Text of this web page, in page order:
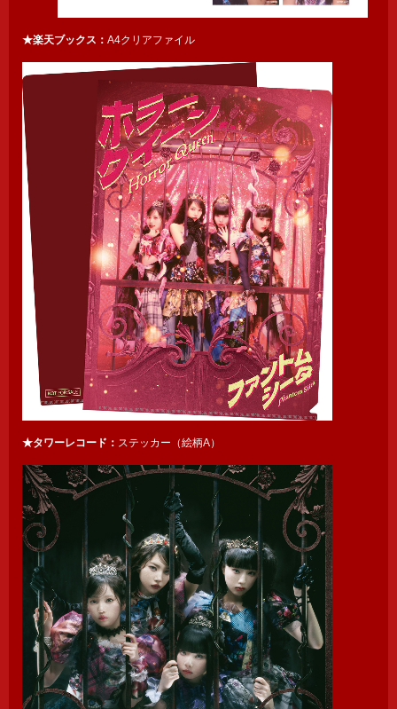
★楽天ブックス： A4クリアファイル
★タワーレコード： ステッカー（絵柄A）